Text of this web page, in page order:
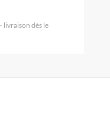
livraison dès le